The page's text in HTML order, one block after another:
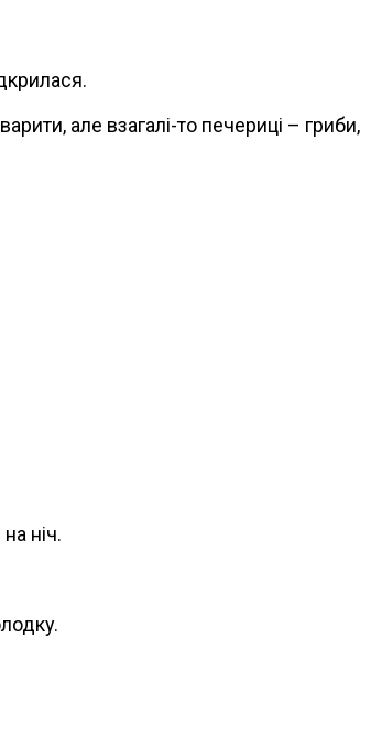
але взагалі-то печериці – гриби,
ніч.